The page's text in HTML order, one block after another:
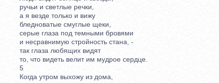
ручьи и светлые речки,
а я везде только и вижу
бледноватые смуглые щеки,
серые глаза под темными бровями
и несравнимую стройность стана, -
так глаза любящих видят
то, что видеть велит им мудрое сердце.
5
Когда утром выхожу из дома,